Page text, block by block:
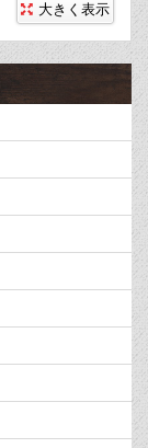
大きく表示